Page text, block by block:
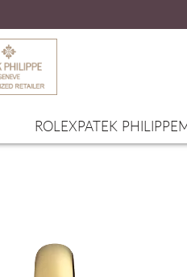
ROLEXPATEK PHILIPPE